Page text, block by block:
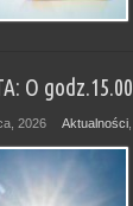
O
2026 Aktualności,